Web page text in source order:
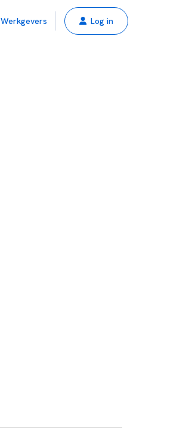
Werkgevers Log in